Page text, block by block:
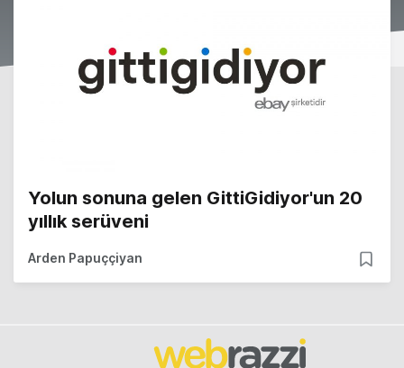
Yolun sonuna gelen GittiGidiyor'un 20
yıllık serüveni
Arden Papuççiyan